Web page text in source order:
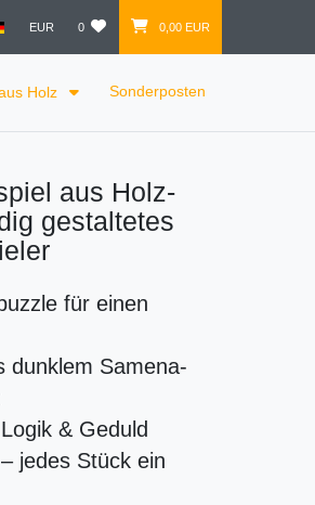
EUR 0 0,00 EUR
Holz Sonderposten
aus Holz-
gestaltetes
für einen
dunklem Samena-
& Geduld
jedes Stück ein